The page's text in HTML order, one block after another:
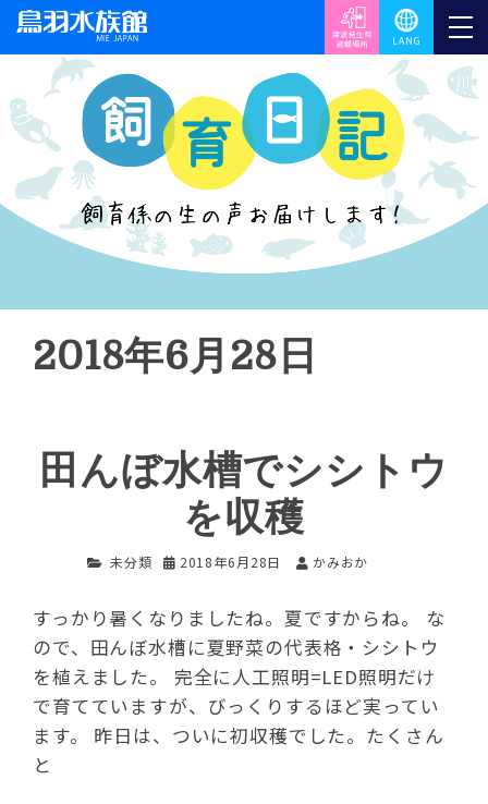
2018年6月28日
田んぼ水槽でシシトウ
を収穫
未分類 2018年6月28日 かみおか
すっかり暑くなりましたね。夏ですからね。 な
ので、田んぼ水槽に夏野菜の代表格・シシトウ
を植えました。 完全に人工照明=LED照明だけ
で育てていますが、びっくりするほど実ってい
ます。 昨日は、ついに初収穫でした。たくさん
と